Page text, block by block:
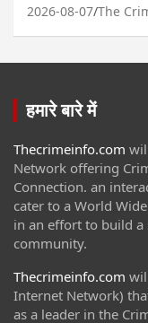
2026-08-07 The
हमारे बारे में
Thecrimeinfo.com
Network offering
Connection. an
cater to a World
in an effort to build a
community.
Thecrimeinfo.com
Internet Network)
as a leader in the